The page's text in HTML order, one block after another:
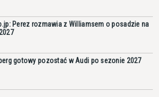
Perez rozmawia z Williamsem o posadzie na
gotowy pozostać w Audi po sezonie 2027